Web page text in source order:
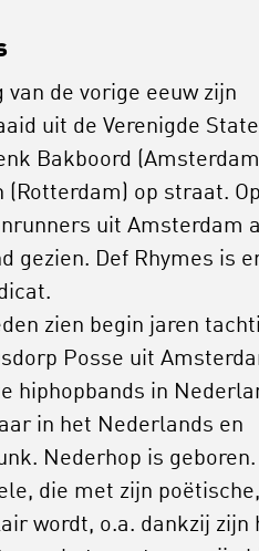
de vorige eeuw zijn
uit de Verenigde
Bakboord
(Rotterdam) op straat. Op
uit Amsterdam
gezien. Def Rhymes is
zien begin jaren
Posse uit
hiphopbands in
in het Nederlands en
Nederhop is geboren.
die met zijn poëtische,
wordt, o.a. dankzij zijn